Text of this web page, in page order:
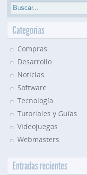
Categorías
Compras
Desarrollo
Noticias
Software
Tecnología
Tutoriales y Guías
Videojuegos
Webmasters
Entradas recientes